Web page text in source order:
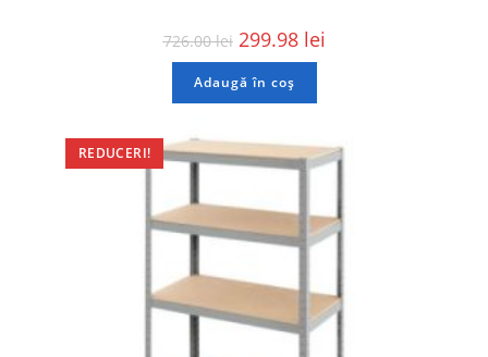
726.00lei 299.98 lei
Adaugă în coș
REDUCERI!